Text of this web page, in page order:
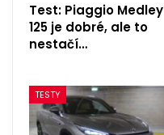
Test: Piaggio Medley
125 je dobré, ale to
nestačí…
TESTY